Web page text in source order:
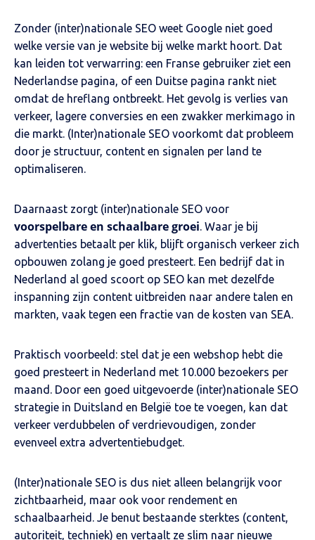
Zonder (inter)nationale SEO weet Google niet goed
welke versie van je website bij welke markt hoort. Dat
kan leiden tot verwarring: een Franse gebruiker ziet een
Nederlandse pagina, of een Duitse pagina rankt niet
omdat de hreflang ontbreekt. Het gevolg is verlies van
verkeer, lagere conversies en een zwakker merkimago in
die markt. (Inter)nationale SEO voorkomt dat probleem
door je structuur, content en signalen per land te
optimaliseren.
Daarnaast zorgt (inter)nationale SEO voor
voorspelbare en schaalbare groei. Waar je bij
advertenties betaalt per klik, blijft organisch verkeer zich
opbouwen zolang je goed presteert. Een bedrijf dat in
Nederland al goed scoort op SEO kan met dezelfde
inspanning zijn content uitbreiden naar andere talen en
markten, vaak tegen een fractie van de kosten van SEA.
Praktisch voorbeeld: stel dat je een webshop hebt die
goed presteert in Nederland met 10.000 bezoekers per
maand. Door een goed uitgevoerde (inter)nationale SEO
strategie in Duitsland en België toe te voegen, kan dat
verkeer verdubbelen of verdrievoudigen, zonder
evenveel extra advertentiebudget.
(Inter)nationale SEO is dus niet alleen belangrijk voor
zichtbaarheid, maar ook voor rendement en
schaalbaarheid. Je benut bestaande sterktes (content,
autoriteit, techniek) en vertaalt ze slim naar nieuwe